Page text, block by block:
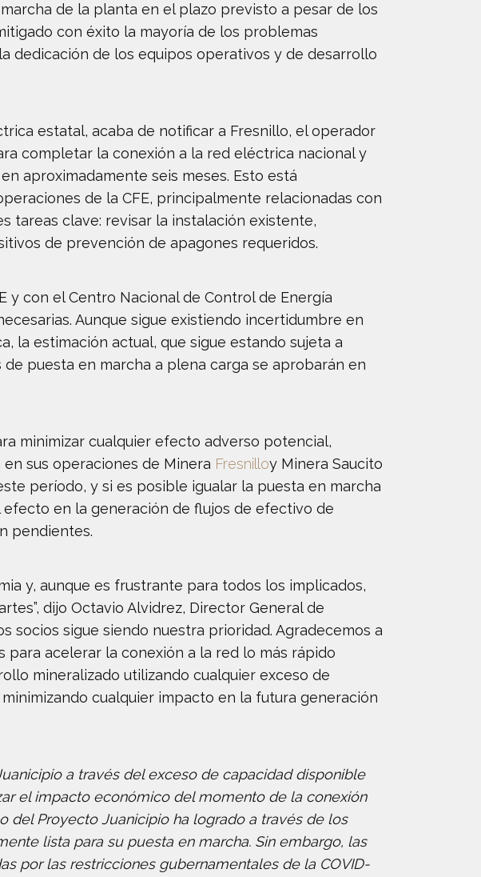
de la planta en el plazo previsto a pesar de los
con éxito la mayoría de los problemas
dedicación de los equipos operativos y de desarrollo
estatal, acaba de notificar a Fresnillo, el operador
completar la conexión a la red eléctrica nacional y
aproximadamente seis meses. Esto está
de la CFE, principalmente relacionadas con
tareas clave: revisar la instalación existente,
de prevención de apagones requeridos.
y con el Centro Nacional de Control de Energía
Aunque sigue existiendo incertidumbre en
la estimación actual, que sigue estando sujeta a
puesta en marcha a plena carga se aprobarán en
minimizar cualquier efecto adverso potencial,
sus operaciones de Minera Fresnilloy Minera Saucito
período, y si es posible igualar la puesta en marcha
en la generación de flujos de efectivo de
pendientes.
y, aunque es frustrante para todos los implicados,
dijo Octavio Alvidrez, Director General de
socios sigue siendo nuestra prioridad. Agradecemos a
acelerar la conexión a la red lo más rápido
mineralizado utilizando cualquier exceso de
cualquier impacto en la futura generación
a través del exceso de capacidad disponible
el impacto económico del momento de la conexión
del Proyecto Juanicipio ha logrado a través de los
lista para su puesta en marcha. Sin embargo, las
por las restricciones gubernamentales de la COVID-